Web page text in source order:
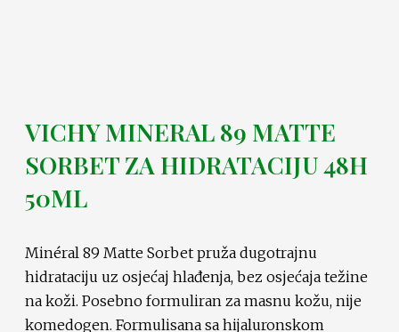
VICHY MINERAL 89 MATTE
SORBET ZA HIDRATACIJU 48H
50ML
Minéral 89 Matte Sorbet pruža dugotrajnu
hidrataciju uz osjećaj hlađenja, bez osjećaja težine
na koži. Posebno formuliran za masnu kožu, nije
komedogen. Formulisana sa hijaluronskom